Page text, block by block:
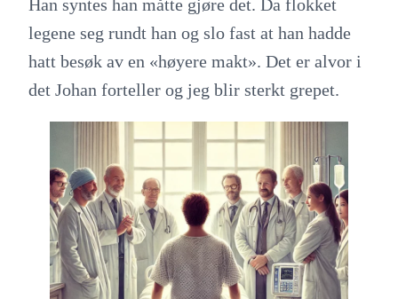
Han syntes han måtte gjøre det. Da flokket
legene seg rundt han og slo fast at han hadde
hatt besøk av en «høyere makt». Det er alvor i
det Johan forteller og jeg blir sterkt grepet.